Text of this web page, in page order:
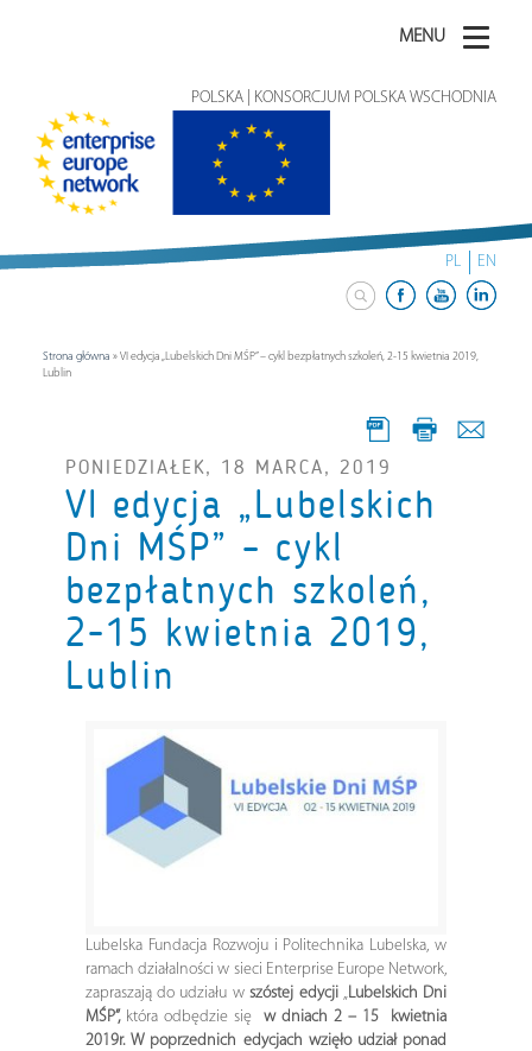
MENU
POLSKA | KONSORCJUM POLSKA WSCHODNIA
PL EN
Strona główna »VI edycja „Lubelskich Dni MŚP” – cykl bezpłatnych szkoleń, 2-15 kwietnia 2019,
Lublin
PONIEDZIAŁEK, 18 MARCA, 2019
VI edycja „Lubelskich
Dni MŚP” – cykl
bezpłatnych szkoleń,
2-15 kwietnia 2019,
Lublin
Lubelska Fundacja Rozwoju i Politechnika Lubelska, w
ramach działalności w sieci Enterprise Europe Network,
zapraszają do udziału wszóstej edycji „Lubelskich Dni
MŚP”,która odbędzie się w dniach 2 – 15 kwietnia
2019r. W poprzednich edycjach wzięło udział ponad